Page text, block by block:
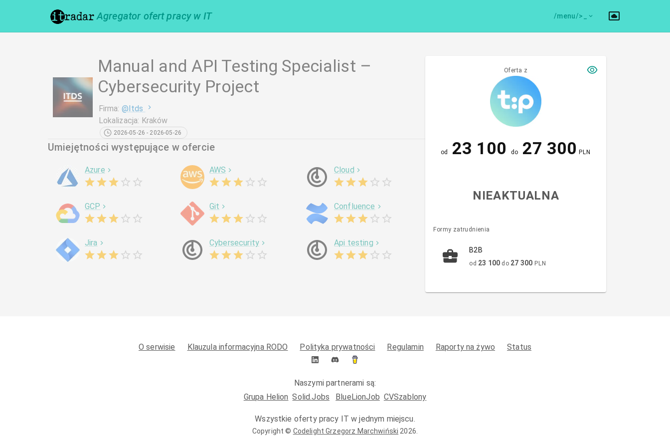
Agregator ofert pracy w IT /menu/>
Manual and API Testing Specialist –
Cybersecurity Project
Firma: @Itds
Lokalizacja: Kraków
2026-05-26 - 2026-05-26
Umiejętności występujące w ofercie
Azure AWS Cloud
GCP Git Confluence
Jira Cybersecurity Api testing
Oferta z
od 23 100 do 27 300 PLN
NIEAKTUALNA
Formy zatrudnienia
B2B
od 23 100 do 27 300 PLN
O serwisie Klauzula informacyjna RODO Polityka prywatności Regulamin Raporty na żywo Status
Naszymi partnerami są:
Grupa Helion Solid.Jobs BlueLionJob CVSzablony
Wszystkie oferty pracy IT w jednym miejscu.
Copyright © Codelight Grzegorz Marchwiński 2026.